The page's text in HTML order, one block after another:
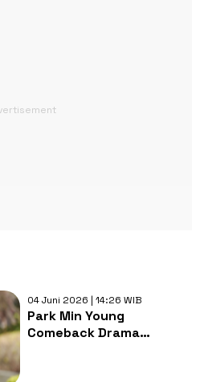
04 Juni 2026 | 14:26 WIB
Park Min Young
Comeback Drama